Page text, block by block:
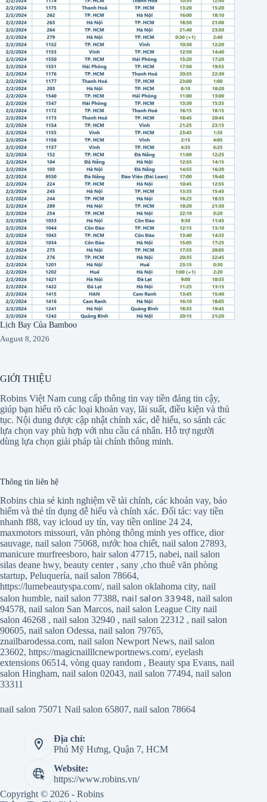
Lịch Bay Của Bamboo
August 8, 2026
GIỚI THIỆU
Robins Việt Nam cung cấp thông tin vay tiền đáng tin cậy,
giúp bạn hiểu rõ các loại khoản vay, lãi suất, điều kiện và thủ
tục. Nội dung được cập nhật chính xác, dễ hiểu, so sánh các
lựa chọn vay phù hợp với nhu cầu cá nhân. Hỗ trợ người
dùng lựa chọn giải pháp tài chính thông minh.
Thông tin liên hệ
Robins chia sẻ kinh nghiệm về tài chính, các khoản vay, bảo
hiểm và thẻ tín dụng dễ hiểu và chính xác. Đối tác: vay tiền
nhanh f88, vay icloud uy tín, vay tiền online 24 24,
maxmotors missouri, văn phòng thông minh yes office, dior
sauvage, nail salon 75068, nước hoa chiết, nail salon 27893,
manicure murfreesboro, hair salon 47715, nabei, nail salon
silas deane hwy, beauty center, sany ,cho thuê văn phòng
startup, Peluquería, nail salon 78664,
https://lumebeautyspa.com/, nail salon oklahoma city, nail
salon humble, nail salon 77388, nail salon 33948,nail salon
94578, nail salon San Marcos, nail salon League City nail
salon 46268 , nail salon 32940 , nail salon 22312 , nail salon
90605, nail salon Odessa, nail salon 79765,
znailbarodessa.com, nail salon Newport News, nail salon
23602, https://magicnailllcnewportnews.com/, eyelash
extensions 06514, vòng quay random , Beauty spa Evans, nail
salon Hingham, nail salon 02043, nail salon 77494, nail salon
33311
nail salon 75071 Nail salon 65807, nail salon 78664
Địa chỉ:
Phú Mỹ Hưng, Quận 7, HCM
Website:
https://www.robins.vn/
Copyright © 2026 - Robins